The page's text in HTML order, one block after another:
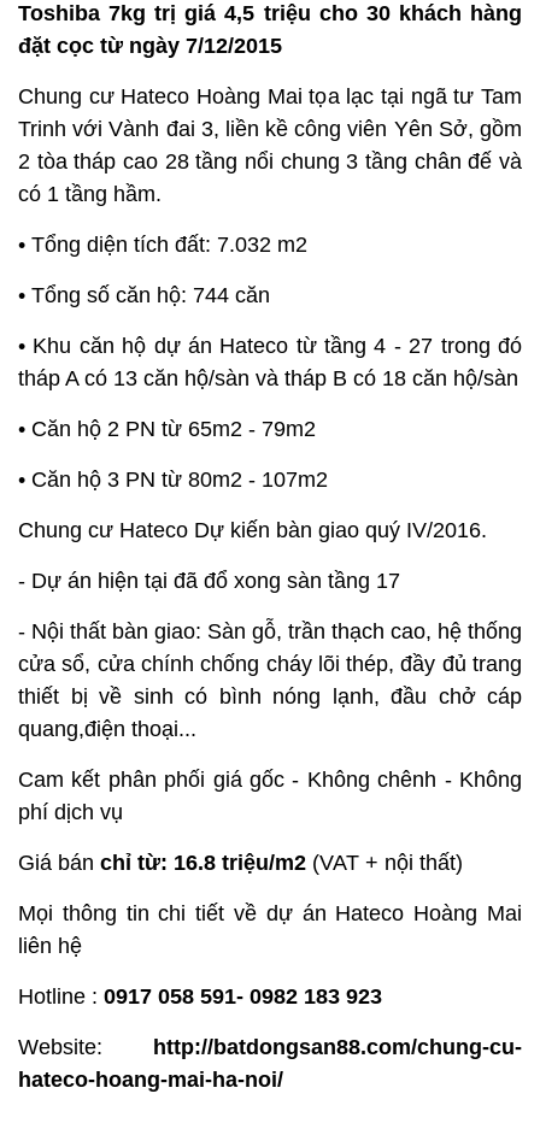
Toshiba 7kg trị giá 4,5 triệu cho 30 khách hàng
đặt cọc từ ngày 7/12/2015
Chung cư Hateco Hoàng Mai tọa lạc tại ngã tư Tam
Trinh với Vành đai 3, liền kề công viên Yên Sở, gồm
2 tòa tháp cao 28 tầng nổi chung 3 tầng chân đế và
có 1 tầng hầm.
• Tổng diện tích đất: 7.032 m2
• Tổng số căn hộ: 744 căn
• Khu căn hộ dự án Hateco từ tầng 4 - 27 trong đó
tháp A có 13 căn hộ/sàn và tháp B có 18 căn hộ/sàn
• Căn hộ 2 PN từ 65m2 - 79m2
• Căn hộ 3 PN từ 80m2 - 107m2
Chung cư Hateco Dự kiến bàn giao quý IV/2016.
- Dự án hiện tại đã đổ xong sàn tầng 17
- Nội thất bàn giao: Sàn gỗ, trần thạch cao, hệ thống
cửa sổ, cửa chính chống cháy lõi thép, đầy đủ trang
thiết bị về sinh có bình nóng lạnh, đầu chở cáp
quang,điện thoại...
Cam kết phân phối giá gốc - Không chênh - Không
phí dịch vụ
Giá bán chỉ từ: 16.8 triệu/m2 (VAT + nội thất)
Mọi thông tin chi tiết về dự án Hateco Hoàng Mai
liên hệ
Hotline : 0917 058 591- 0982 183 923
Website: http://batdongsan88.com/chung-cu-
hateco-hoang-mai-ha-noi/